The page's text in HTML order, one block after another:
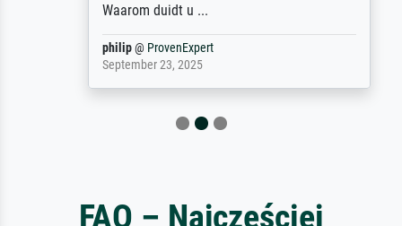
Waarom duidt u ...
philip@ ProvenExpert
September 23, 2025
FAQ – Najczęściej